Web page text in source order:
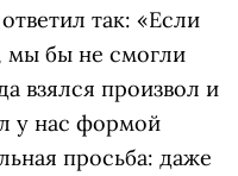
так: «Если
мы бы не смогли
взялся произвол и
у нас формой
просьба: даже